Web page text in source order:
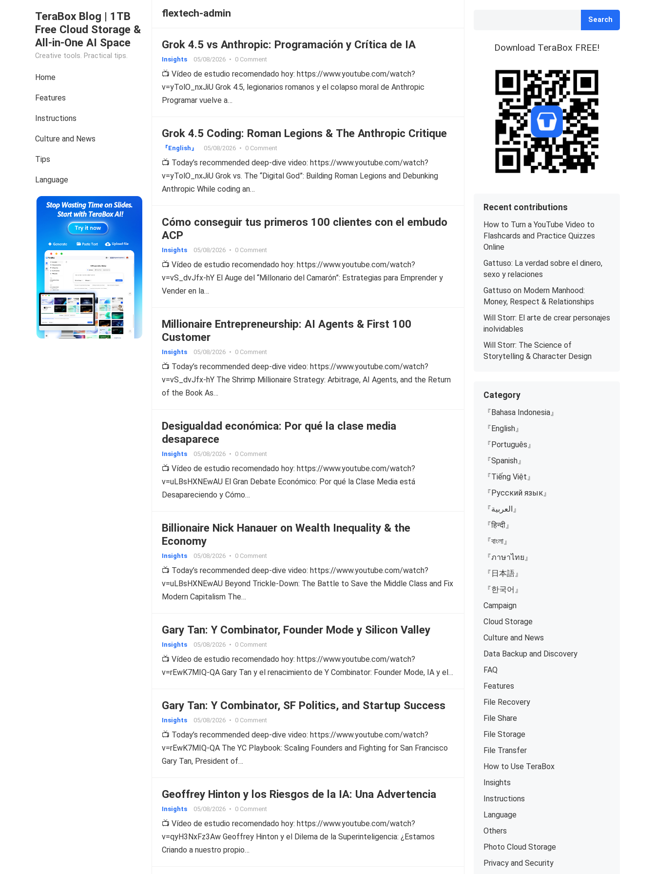
TeraBox Blog | 1TB
Free Cloud Storage &
All-in-One AI Space
Creative tools. Practical tips.
Home
Features
Instructions
Culture and News
Tips
Language
flextech-admin
Grok 4.5 vs Anthropic: Programación y Crítica de IA
Insights 05/08/2026 • 0 Comment
📺 Vídeo de estudio recomendado hoy: https://www.youtube.com/watch?
v=yTolO_nxJiU Grok 4.5, legionarios romanos y el colapso moral de Anthropic
Programar vuelve a…
Grok 4.5 Coding: Roman Legions & The Anthropic Critique
『English』 05/08/2026 • 0 Comment
📺 Today’s recommended deep-dive video: https://www.youtube.com/watch?
v=yTolO_nxJiU Grok vs. The “Digital God”: Building Roman Legions and Debunking
Anthropic While coding an…
Cómo conseguir tus primeros 100 clientes con el embudo
ACP
Insights 05/08/2026 • 0 Comment
📺 Vídeo de estudio recomendado hoy: https://www.youtube.com/watch?
v=vS_dvJfx-hY El Auge del “Millonario del Camarón”: Estrategias para Emprender y
Vender en la…
Millionaire Entrepreneurship: AI Agents & First 100
Customer
Insights 05/08/2026 • 0 Comment
📺 Today’s recommended deep-dive video: https://www.youtube.com/watch?
v=vS_dvJfx-hY The Shrimp Millionaire Strategy: Arbitrage, AI Agents, and the Return
of the Book As…
Desigualdad económica: Por qué la clase media
desaparece
Insights 05/08/2026 • 0 Comment
📺 Vídeo de estudio recomendado hoy: https://www.youtube.com/watch?
v=uLBsHXNEwAU El Gran Debate Económico: Por qué la Clase Media está
Desapareciendo y Cómo…
Billionaire Nick Hanauer on Wealth Inequality & the
Economy
Insights 05/08/2026 • 0 Comment
📺 Today’s recommended deep-dive video: https://www.youtube.com/watch?
v=uLBsHXNEwAU Beyond Trickle-Down: The Battle to Save the Middle Class and Fix
Modern Capitalism The…
Gary Tan: Y Combinator, Founder Mode y Silicon Valley
Insights 05/08/2026 • 0 Comment
📺 Vídeo de estudio recomendado hoy: https://www.youtube.com/watch?
v=rEwK7MIQ-QA Gary Tan y el renacimiento de Y Combinator: Founder Mode, IA y el…
Gary Tan: Y Combinator, SF Politics, and Startup Success
Insights 05/08/2026 • 0 Comment
📺 Today’s recommended deep-dive video: https://www.youtube.com/watch?
v=rEwK7MIQ-QA The YC Playbook: Scaling Founders and Fighting for San Francisco
Gary Tan, President of…
Geoffrey Hinton y los Riesgos de la IA: Una Advertencia
Insights 05/08/2026 • 0 Comment
📺 Vídeo de estudio recomendado hoy: https://www.youtube.com/watch?
v=qyH3NxFz3Aw Geoffrey Hinton y el Dilema de la Superinteligencia: ¿Estamos
Criando a nuestro propio…
Search
Download TeraBox FREE!
Recent contributions
How to Turn a YouTube Video to
Flashcards and Practice Quizzes
Online
Gattuso: La verdad sobre el dinero,
sexo y relaciones
Gattuso on Modern Manhood:
Money, Respect & Relationships
Will Storr: El arte de crear personajes
inolvidables
Will Storr: The Science of
Storytelling & Character Design
Category
『Bahasa Indonesia』
『English』
『Português』
『Spanish』
『Tiếng Việt』
『Русский язык』
『العربية』
『हिन्दी』
『বাংলা』
『ภาษาไทย』
『日本語』
『한국어』
Campaign
Cloud Storage
Culture and News
Data Backup and Discovery
FAQ
Features
File Recovery
File Share
File Storage
File Transfer
How to Use TeraBox
Insights
Instructions
Language
Others
Photo Cloud Storage
Privacy and Security